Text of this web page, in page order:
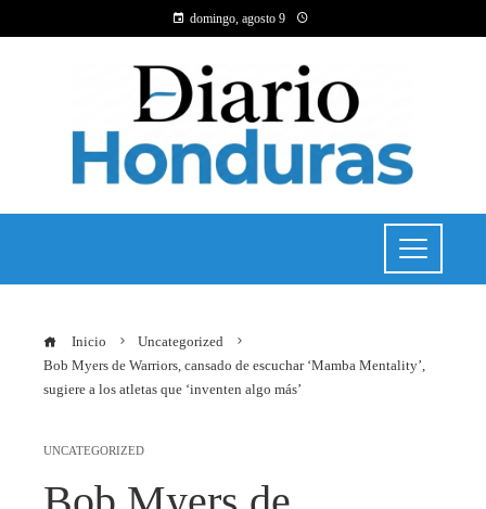
domingo, agosto 9
Inicio
Uncategorized
Bob Myers de Warriors, cansado de escuchar ‘Mamba Mentality’,
sugiere a los atletas que ‘inventen algo más’
UNCATEGORIZED